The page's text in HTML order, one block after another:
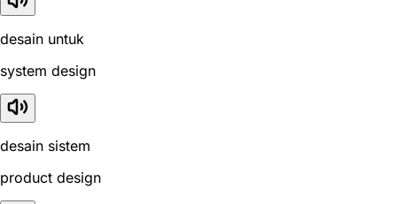
desain untuk
system design
desain sistem
product design